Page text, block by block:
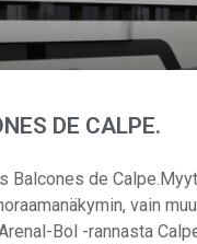
DE CALPE.
Balcones de
vain
Bol -rannasta